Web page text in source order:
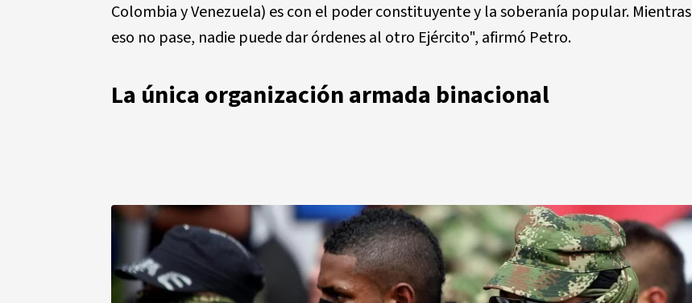
Colombia y Venezuela) es con el poder constituyente y la soberanía popular. Mientras
eso no pase, nadie puede dar órdenes al otro Ejército", afirmó Petro.
La única organización armada binacional